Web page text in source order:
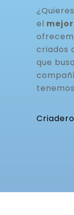
¿Quieres
el
criados
que